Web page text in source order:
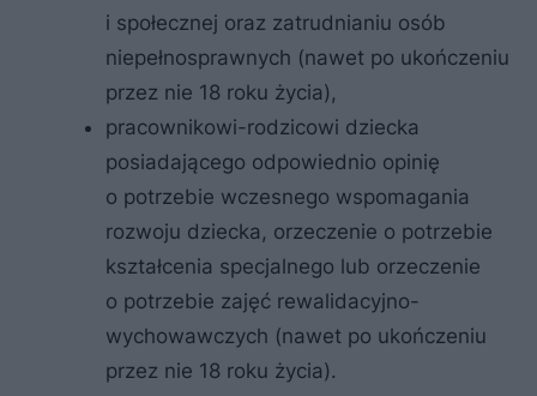
i społecznej oraz zatrudnianiu osób
niepełnosprawnych (nawet po ukończeniu
przez nie 18 roku życia),
pracownikowi-rodzicowi dziecka
posiadającego odpowiednio opinię
o potrzebie wczesnego wspomagania
rozwoju dziecka, orzeczenie o potrzebie
kształcenia specjalnego lub orzeczenie
o potrzebie zajęć rewalidacyjno-
wychowawczych (nawet po ukończeniu
przez nie 18 roku życia).